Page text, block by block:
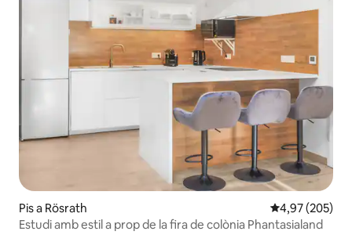
Pis a Rösrath 4,97 de
4,97 (205)
Estudi amb estil a prop de la fira de colònia Phantasialand